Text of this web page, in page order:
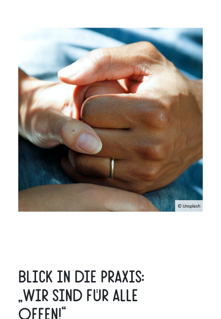
© Unsplash
Blick in die Praxis:
„Wir sind für alle
offen!“